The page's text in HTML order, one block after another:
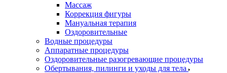
Массаж
Коррекция фигуры
Мануальная терапия
Оздоровительные
Водные процедуры
Аппаратные процедуры
Оздоровительные разогревающие процедуры
Обертывания, пилинги и уходы для тела